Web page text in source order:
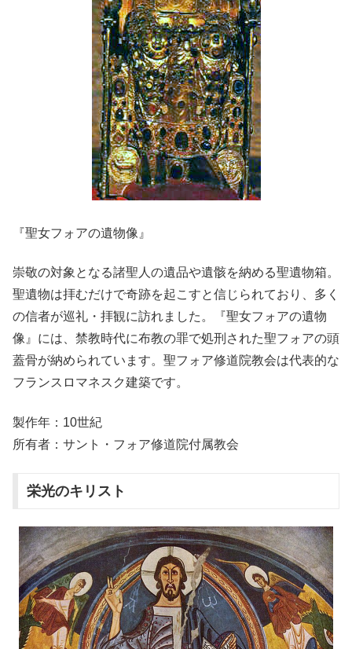
『聖女フォアの遺物像』
崇敬の対象となる諸聖人の遺品や遺骸を納める聖遺物箱。
聖遺物は拝むだけで奇跡を起こすと信じられており、多く
の信者が巡礼・拝観に訪れました。『聖女フォアの遺物
像』には、禁教時代に布教の罪で処刑された聖フォアの頭
蓋骨が納められています。聖フォア修道院教会は代表的な
フランスロマネスク建築です。
製作年：10世紀
所有者：サント・フォア修道院付属教会
栄光のキリスト